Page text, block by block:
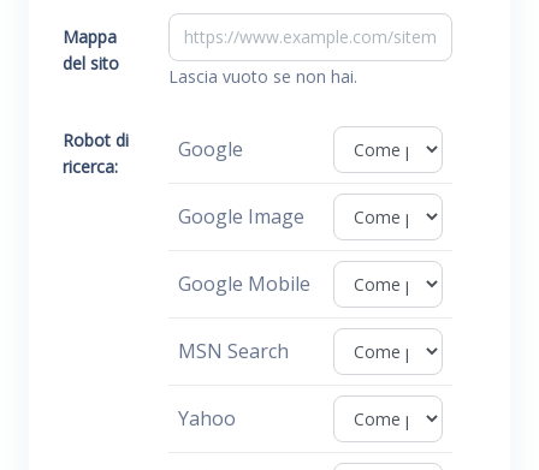
Mappa
del sito
Lascia vuoto se non hai.
Robot di
ricerca:
Google
Google Image
Google Mobile
MSN Search
Yahoo